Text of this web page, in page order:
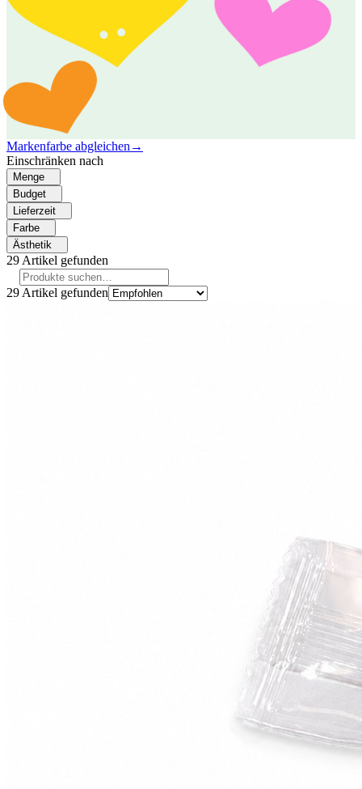
Markenfarbe abgleichen →
Einschränken nach
Menge
Budget
Lieferzeit
Farbe
Ästhetik
29 Artikel gefunden
29 Artikel gefunden